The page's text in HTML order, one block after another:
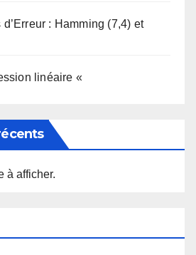
: Hamming (7,4) et
linéaire «
à afficher.